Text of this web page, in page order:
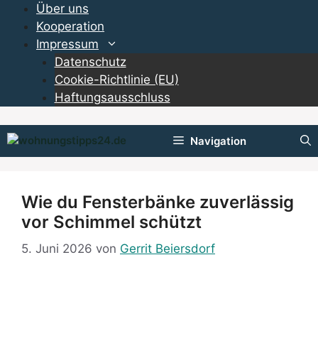
Zum
Inhalt
springen
Über uns
Kooperation
Impressum
Datenschutz
Cookie-Richtlinie (EU)
Haftungsausschluss
Navigation
Wie du Fensterbänke zuverlässig
vor Schimmel schützt
5. Juni 2026 von Gerrit Beiersdorf